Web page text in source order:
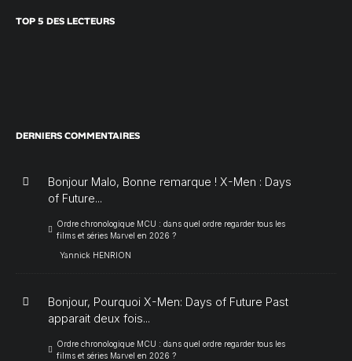
TOP 5 DES LECTEURS
DERNIERS COMMENTAIRES
Bonjour Malo, Bonne remarque ! X-Men : Days
of Future...
Ordre chronologique MCU : dans quel ordre regarder tous les
films et séries Marvel en 2026 ?
Yannick HENRION
Bonjour, Pourquoi X-Men: Days of Future Past
apparait deux fois...
Ordre chronologique MCU : dans quel ordre regarder tous les
films et séries Marvel en 2026 ?